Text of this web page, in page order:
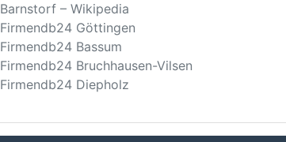
Barnstorf – Wikipedia
Firmendb24 Göttingen
Firmendb24 Bassum
Firmendb24 Bruchhausen-Vilsen
Firmendb24 Diepholz